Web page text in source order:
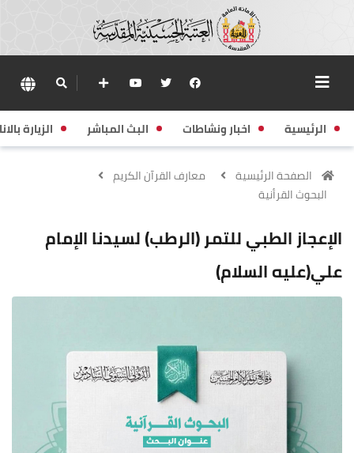
الرئيسية اخبار ونشاطات البث المباشر الزيارة
الصفحة الرئيسية
معارف القرآن الكريم
البحوث القرأنية
الإعجاز الطبي للتمر (الرطب) لسيدنا الإمام
علي(عليه السلام)